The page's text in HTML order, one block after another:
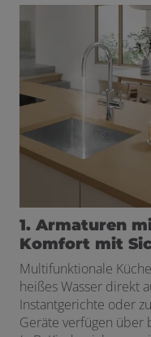
1. Armaturen
Komfort mit
Multifunktionale
heißes Wasser direkt
Instantgerichte oder
Geräte verfügen über